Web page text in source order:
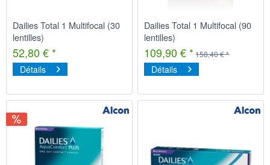
Dailies Total 1 Multifocal (30
lentilles)
52,80 € *
Détails
Dailies Total 1 Multifocal (90
lentilles)
109,90 € * 158,40 € *
Détails